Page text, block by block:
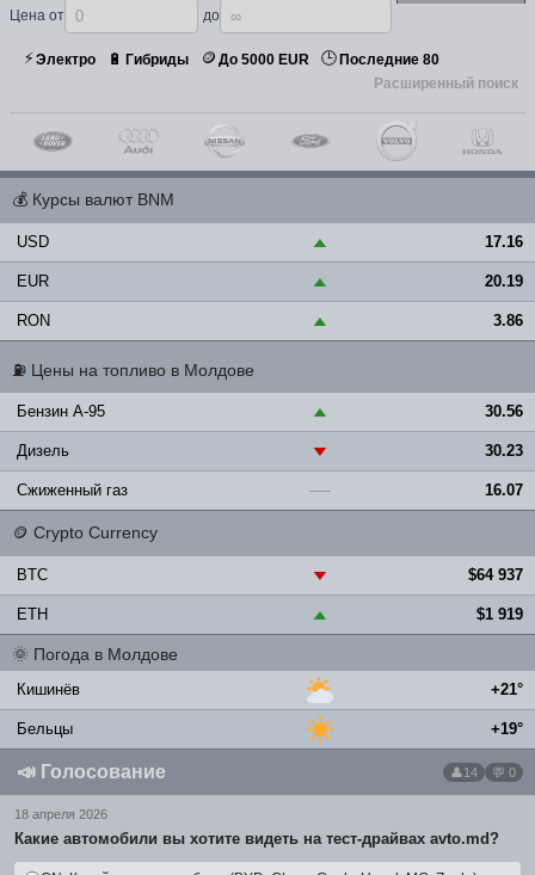
Цена от до
⚡Электро 🔋 Гибриды 🪙 До 5000 EUR 🕒 Последние 80
Расширенный поиск
💰 Курсы валют BNM
USD ▲ 17.16
EUR ▲ 20.19
RON ▲ 3.86
⛽ Цены на топливо в Молдове
Бензин A-95 ▲ 30.56
Дизель ▼ 30.23
Сжиженный газ — 16.07
🪙 Crypto Currency
BTC ▼ $64 937
ETH ▲ $1 919
🌞 Погода в Молдове
Кишинёв +21°
Бельцы +19°
📣 Голосование 14 💬 0
18 апреля 2026
Какие автомобили вы хотите видеть на тест-драйвах avto.md?